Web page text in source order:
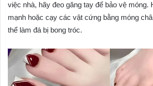
việc nhà, hãy đeo găng tay để bảo vệ móng.
mạnh hoặc cạy các vật cứng bằng móng
thể làm đá bị bong tróc.